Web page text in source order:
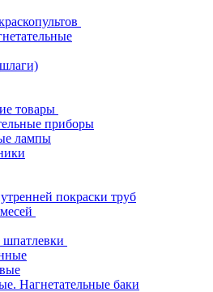
товары
приборы
лампы
покраски труб
Нагнетательные баки